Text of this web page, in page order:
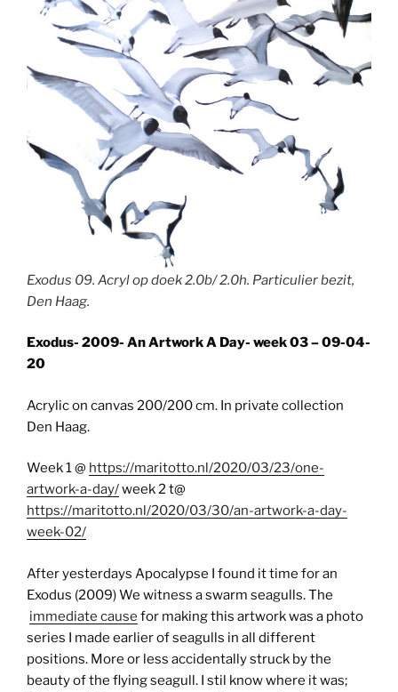
Exodus 09. Acryl op doek 2.0b/ 2.0h. Particulier bezit,
Den Haag.
Exodus- 2009- An Artwork A Day- week 03 – 09-04-
20
Acrylic on canvas 200/200 cm. In private collection
Den Haag.
Week 1 @ https://maritotto.nl/2020/03/23/one-
artwork-a-day/week 2 t@
https://maritotto.nl/2020/03/30/an-artwork-a-day-
week-02/
After yesterdays Apocalypse I found it time for an
Exodus (2009) We witness a swarm seagulls. The
immediate cause for making this artwork was a photo
series I made earlier of seagulls in all different
positions. More or less accidentally struck by the
beauty of the flying seagull. I stil know where it was;